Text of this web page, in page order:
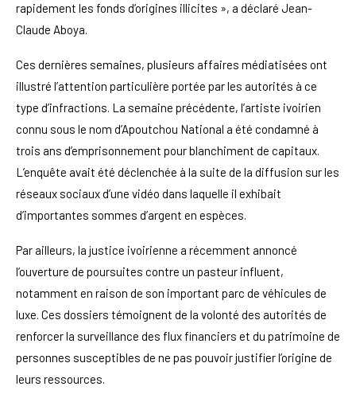
rapidement les fonds d’origines illicites », a déclaré Jean-
Claude Aboya.
Ces dernières semaines, plusieurs affaires médiatisées ont
illustré l’attention particulière portée par les autorités à ce
type d’infractions. La semaine précédente, l’artiste ivoirien
connu sous le nom d’Apoutchou National a été condamné à
trois ans d’emprisonnement pour blanchiment de capitaux.
L’enquête avait été déclenchée à la suite de la diffusion sur les
réseaux sociaux d’une vidéo dans laquelle il exhibait
d’importantes sommes d’argent en espèces.
Par ailleurs, la justice ivoirienne a récemment annoncé
l’ouverture de poursuites contre un pasteur influent,
notamment en raison de son important parc de véhicules de
luxe. Ces dossiers témoignent de la volonté des autorités de
renforcer la surveillance des flux financiers et du patrimoine de
personnes susceptibles de ne pas pouvoir justifier l’origine de
leurs ressources.